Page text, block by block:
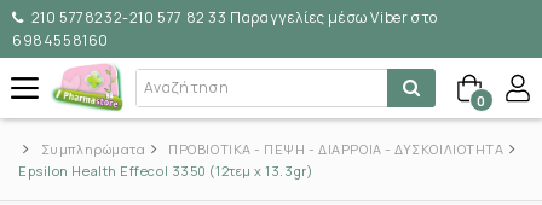
210 5778232-210 577 82 33 Παραγγελίες μέσω Viber στο
6984558160
0
Συμπληρώματα
ΠΡΟΒΙΟΤΙΚΑ - ΠΕΨΗ - ΔΙΑΡΡΟΙΑ - ΔΥΣΚΟΙΛΙΟΤΗΤΑ
Epsilon Health Effecol 3350 (12τεμ x 13.3gr)